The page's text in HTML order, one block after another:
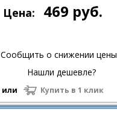
Цена: 469 руб.
Сообщить о снижении цены
Нашли дешевле?
или Купить в 1 клик